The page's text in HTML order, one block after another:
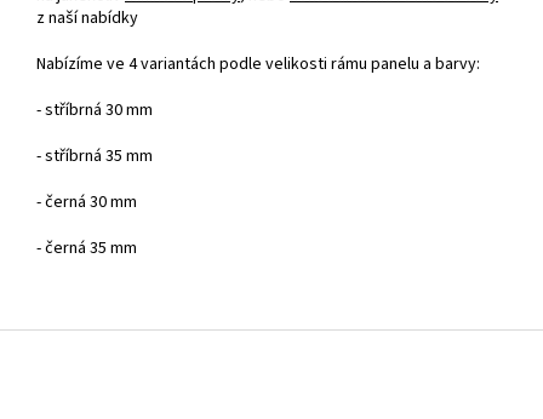
z naší nabídky
Nabízíme ve 4 variantách podle velikosti rámu panelu a barvy:
-stříbrná 30 mm
- stříbrná 35 mm
- černá 30 mm
- černá 35 mm